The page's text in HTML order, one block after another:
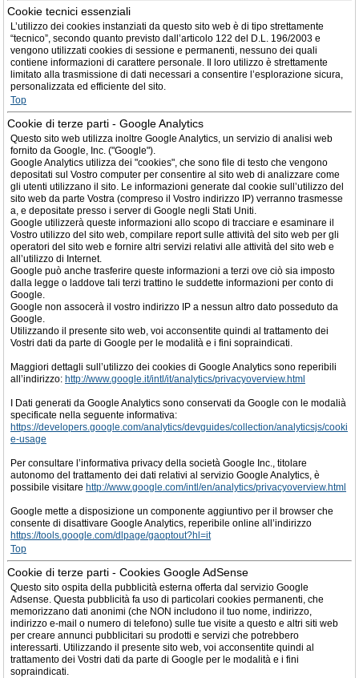
Cookie tecnici essenziali
L’utilizzo dei cookies instanziati da questo sito web è di tipo strettamente
“tecnico”, secondo quanto previsto dall’articolo 122 del D.L. 196/2003 e
vengono utilizzati cookies di sessione e permanenti, nessuno dei quali
contiene informazioni di carattere personale. Il loro utilizzo è strettamente
limitato alla trasmissione di dati necessari a consentire l’esplorazione sicura,
personalizzata ed efficiente del sito.
Top
Cookie di terze parti - Google Analytics
Questo sito web utilizza inoltre Google Analytics, un servizio di analisi web
fornito da Google, Inc. ("Google").
Google Analytics utilizza dei "cookies", che sono file di testo che vengono
depositati sul Vostro computer per consentire al sito web di analizzare come
gli utenti utilizzano il sito. Le informazioni generate dal cookie sull’utilizzo del
sito web da parte Vostra (compreso il Vostro indirizzo IP) verranno trasmesse
a, e depositate presso i server di Google negli Stati Uniti.
Google utilizzerà queste informazioni allo scopo di tracciare e esaminare il
Vostro utilizzo del sito web, compilare report sulle attività del sito web per gli
operatori del sito web e fornire altri servizi relativi alle attività del sito web e
all’utilizzo di Internet.
Google può anche trasferire queste informazioni a terzi ove ciò sia imposto
dalla legge o laddove tali terzi trattino le suddette informazioni per conto di
Google.
Google non assocerà il vostro indirizzo IP a nessun altro dato posseduto da
Google.
Utilizzando il presente sito web, voi acconsentite quindi al trattamento dei
Vostri dati da parte di Google per le modalità e i fini sopraindicati.
Maggiori dettagli sull’utilizzo dei cookies di Google Analytics sono reperibili
all’indirizzo: http://www.google.it/intl/it/analytics/privacyoverview.html
I Dati generati da Google Analytics sono conservati da Google con le modalià
specificate nella seguente informativa:
https://developers.google.com/analytics/devguides/collection/analyticsjs/cooki
e-usage
Per consultare l’informativa privacy della società Google Inc., titolare
autonomo del trattamento dei dati relativi al servizio Google Analytics, è
possibile visitare http://www.google.com/intl/en/analytics/privacyoverview.html
Google mette a disposizione un componente aggiuntivo per il browser che
consente di disattivare Google Analytics, reperibile online all’indirizzo
https://tools.google.com/dlpage/gaoptout?hl=it
Top
Cookie di terze parti - Cookies Google AdSense
Questo sito ospita della pubblicità esterna offerta dal servizio Google
Adsense. Questa pubblicità fa uso di particolari cookies permanenti, che
memorizzano dati anonimi (che NON includono il tuo nome, indirizzo,
indirizzo e-mail o numero di telefono) sulle tue visite a questo e altri siti web
per creare annunci pubblicitari su prodotti e servizi che potrebbero
interessarti. Utilizzando il presente sito web, voi acconsentite quindi al
trattamento dei Vostri dati da parte di Google per le modalità e i fini
sopraindicati.